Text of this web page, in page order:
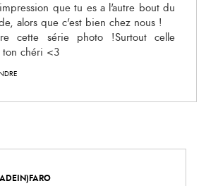
que tu es a l'autre bout du
alors que c'est bien chez nous !
cette série photo !Surtout celle
ton chéri <3